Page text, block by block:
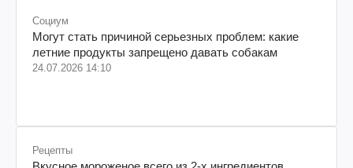
Социум
Могут стать причиной серьезных проблем: какие
летние продукты запрещено давать собакам
24.07.2026 14:10
Рецепты